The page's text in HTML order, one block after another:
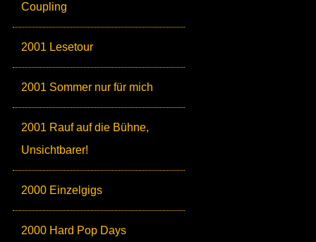
Coupling
2001 Lesetour
2001 Sommer nur für mich
2001 Rauf auf die Bühne,
Unsichtbarer!
2000 Einzelgigs
2000 Hard Pop Days